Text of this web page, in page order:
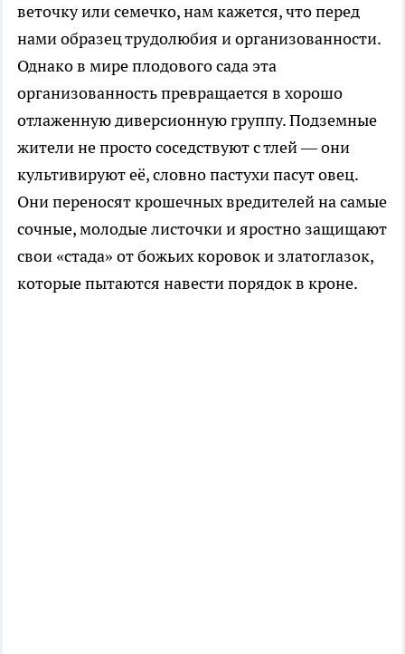
веточку или семечко, нам кажется, что перед
нами образец трудолюбия и организованности.
Однако в мире плодового сада эта
организованность превращается в хорошо
отлаженную диверсионную группу. Подземные
жители не просто соседствуют с тлей — они
культивируют её, словно пастухи пасут овец.
Они переносят крошечных вредителей на самые
сочные, молодые листочки и яростно защищают
свои «стада» от божьих коровок и златоглазок,
которые пытаются навести порядок в кроне.